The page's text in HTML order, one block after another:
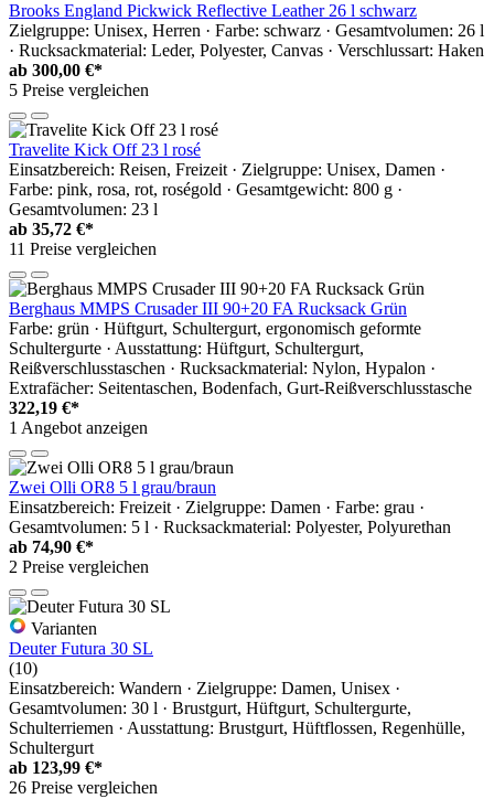
Brooks England Pickwick Reflective Leather 26 l schwarz
Zielgruppe: Unisex, Herren · Farbe: schwarz · Gesamtvolumen: 26 l
· Rucksackmaterial: Leder, Polyester, Canvas · Verschlussart: Haken
ab 300,00 €*
5 Preise vergleichen
Travelite Kick Off 23 l rosé
Einsatzbereich: Reisen, Freizeit · Zielgruppe: Unisex, Damen ·
Farbe: pink, rosa, rot, roségold · Gesamtgewicht: 800 g ·
Gesamtvolumen: 23 l
ab 35,72 €*
11 Preise vergleichen
Berghaus MMPS Crusader III 90+20 FA Rucksack Grün
Farbe: grün · Hüftgurt, Schultergurt, ergonomisch geformte
Schultergurte · Ausstattung: Hüftgurt, Schultergurt,
Reißverschlusstaschen · Rucksackmaterial: Nylon, Hypalon ·
Extrafächer: Seitentaschen, Bodenfach, Gurt-Reißverschlusstasche
322,19 €*
1 Angebot anzeigen
Zwei Olli OR8 5 l grau/braun
Einsatzbereich: Freizeit · Zielgruppe: Damen · Farbe: grau ·
Gesamtvolumen: 5 l · Rucksackmaterial: Polyester, Polyurethan
ab 74,90 €*
2 Preise vergleichen
Varianten
Deuter Futura 30 SL
(10)
Einsatzbereich: Wandern · Zielgruppe: Damen, Unisex ·
Gesamtvolumen: 30 l · Brustgurt, Hüftgurt, Schultergurte,
Schulterriemen · Ausstattung: Brustgurt, Hüftflossen, Regenhülle,
Schultergurt
ab 123,99 €*
26 Preise vergleichen